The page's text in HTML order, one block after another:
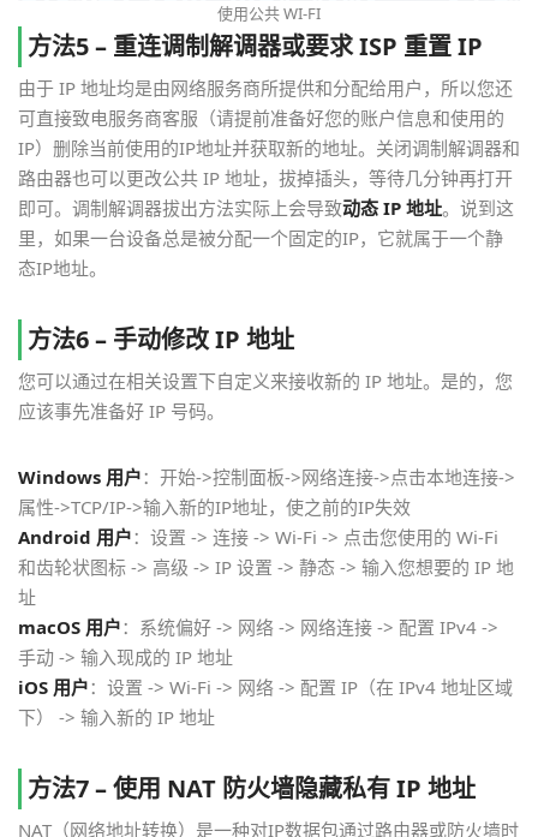
使用公共 WI-FI
方法5 – 重连调制解调器或要求 ISP 重置 IP
由于 IP 地址均是由网络服务商所提供和分配给用户，所以您还
可直接致电服务商客服（请提前准备好您的账户信息和使用的
IP）删除当前使用的IP地址并获取新的地址。关闭调制解调器和
路由器也可以更改公共 IP 地址，拔掉插头，等待几分钟再打开
即可。调制解调器拔出方法实际上会导致动态 IP 地址。说到这
里，如果一台设备总是被分配一个固定的IP，它就属于一个静
态IP地址。
方法6 – 手动修改 IP 地址
您可以通过在相关设置下自定义来接收新的 IP 地址。是的，您
应该事先准备好 IP 号码。
Windows 用户：开始->控制面板->网络连接->点击本地连接->
属性->TCP/IP->输入新的IP地址，使之前的IP失效
Android 用户：设置 -> 连接 -> Wi-Fi -> 点击您使用的 Wi-Fi
和齿轮状图标 -> 高级 -> IP 设置 -> 静态 -> 输入您想要的 IP 地
址
macOS 用户：系统偏好 -> 网络 -> 网络连接 -> 配置 IPv4 ->
手动 -> 输入现成的 IP 地址
iOS 用户：设置 -> Wi-Fi -> 网络 -> 配置 IP（在 IPv4 地址区域
下） -> 输入新的 IP 地址
方法7 – 使用 NAT 防火墙隐藏私有 IP 地址
NAT（网络地址转换）是一种对IP数据包通过路由器或防火墙时